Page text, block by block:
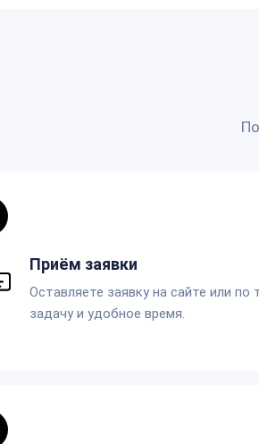
Приём заявки
Оставляете заявку на сайте или по
задачу и удобное время.